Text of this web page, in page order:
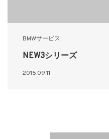
BMWサービス
NEW3シリーズ
2015.09.11